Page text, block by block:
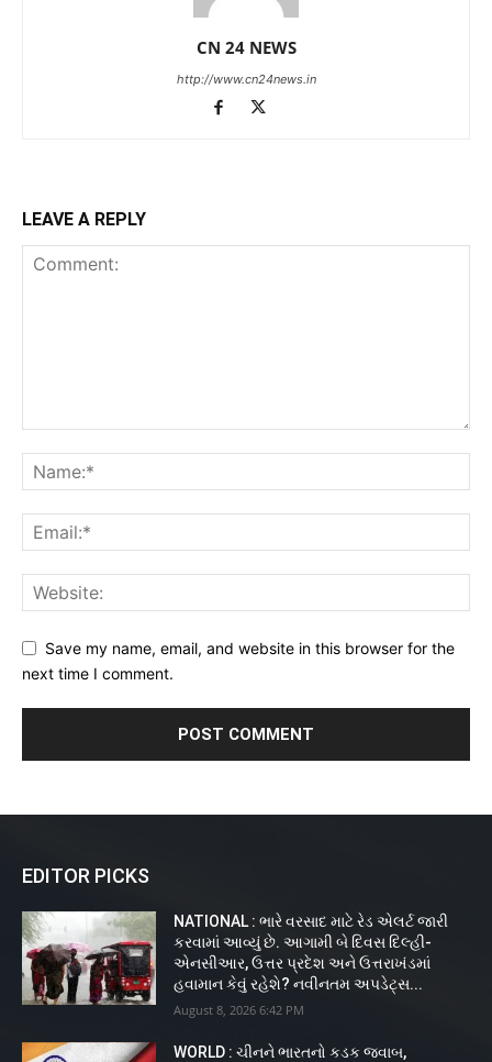
CN 24 NEWS
http://www.cn24news.in
LEAVE A REPLY
Save my name, email, and website in this browser for the
next time I comment.
EDITOR PICKS
NATIONAL : ભારે વરસાદ માટે રેડ એલર્ટ જારી
કરવામાં આવ્યું છે. આગામી બે દિવસ દિલ્હી-
એનસીઆર, ઉત્તર પ્રદેશ અને ઉત્તરાખંડમાં
હવામાન કેવું રહેશે? નવીનતમ અપડેટ્સ...
August 8, 2026 6:42 PM
WORLD : ચીનને ભારતનો કડક જવાબ,